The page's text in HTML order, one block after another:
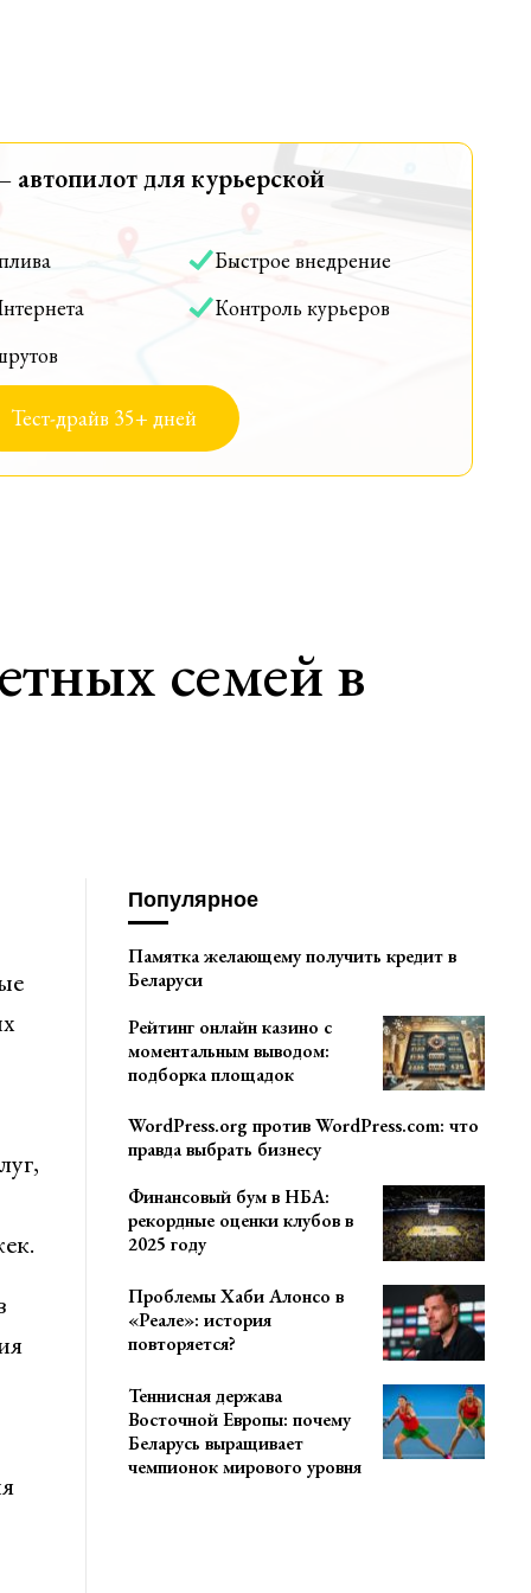
для курьерской
Быстрое внедрение
Контроль курьеров
Тест-драйв 35+ дней
семей в
Популярное
Памятка желающему получить кредит в
Беларуси
Рейтинг онлайн казино с
моментальным выводом:
подборка площадок
WordPress.org против WordPress.com: что
правда выбрать бизнесу
Финансовый бум в НБА:
рекордные оценки клубов в
2025 году
Проблемы Хаби Алонсо в
«Реале»: история
повторяется?
Теннисная держава
Восточной Европы: почему
Беларусь выращивает
чемпионок мирового уровня